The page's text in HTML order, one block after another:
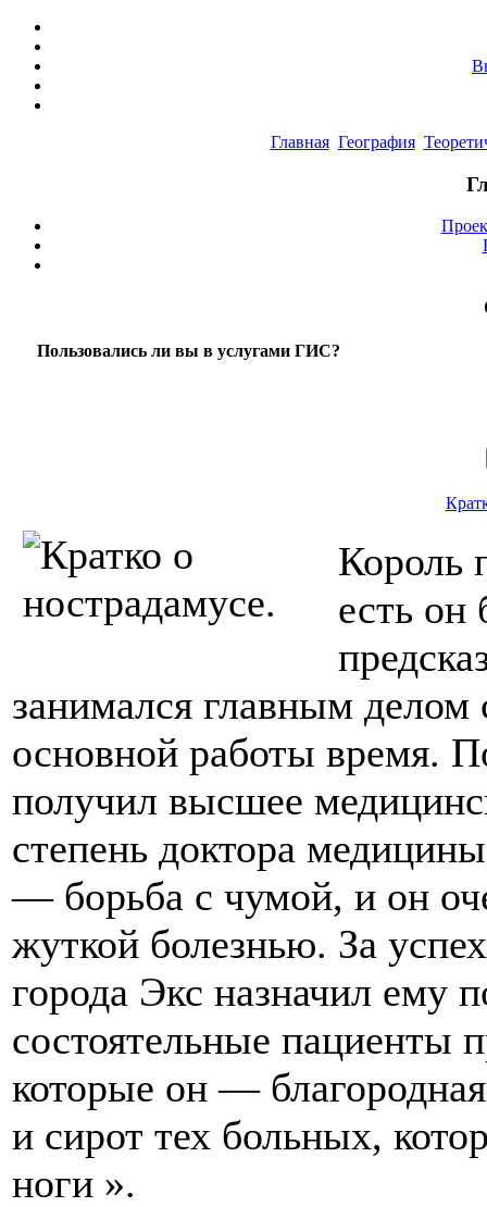
Главная География
Пользовались ли вы в услугами ГИС?
Король
есть
занимался главным делом
основной работы время.
получил высшее
степень доктора
— борьба с чумой, и он
жуткой болезнью. За
города Экс назначил ему
состоятельные пациенты
которые он —
и сирот тех больных,
ноги ».